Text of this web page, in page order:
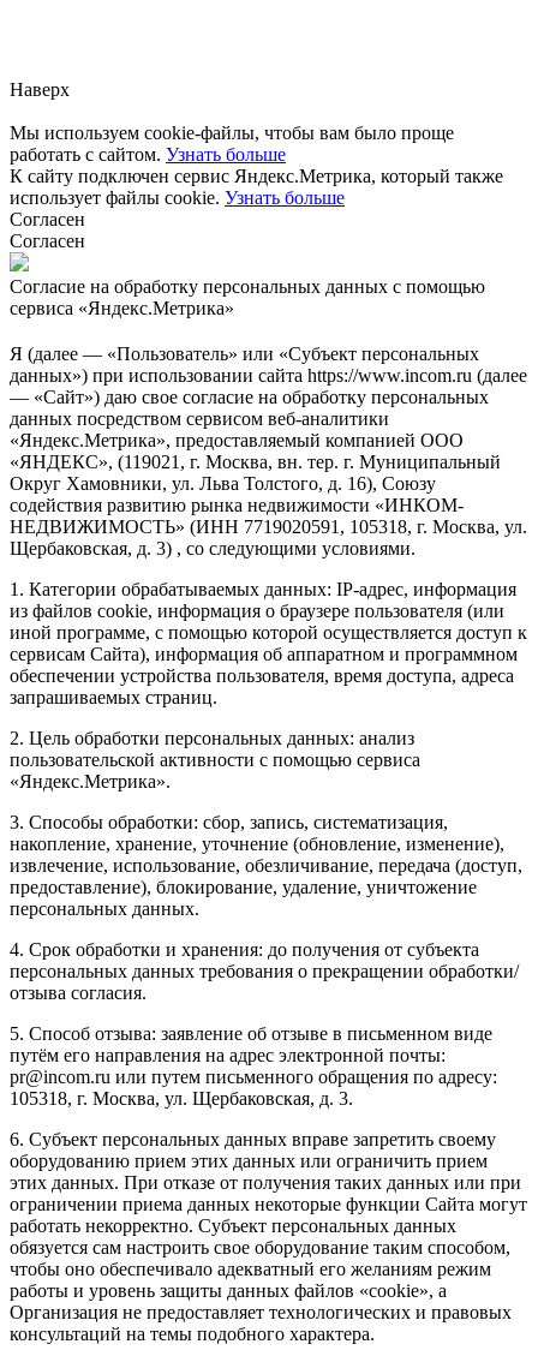
Наверх
Мы используем cookie-файлы, чтобы вам было проще
работать с сайтом. Узнать больше
К сайту подключен сервис Яндекс.Метрика, который также
использует файлы cookie. Узнать больше
Согласен
Согласен
Согласие на обработку персональных данных с помощью
сервиса «Яндекс.Метрика»
Я (далее — «Пользователь» или «Субъект персональных
данных») при использовании сайта https://www.incom.ru (далее
— «Сайт») даю свое согласие на обработку персональных
данных посредством сервисом веб-аналитики
«Яндекс.Метрика», предоставляемый компанией ООО
«ЯНДЕКС», (119021, г. Москва, вн. тер. г. Муниципальный
Округ Хамовники, ул. Льва Толстого, д. 16), Союзу
содействия развитию рынка недвижимости «ИНКОМ-
НЕДВИЖИМОСТЬ» (ИНН 7719020591, 105318, г. Москва, ул.
Щербаковская, д. 3) , со следующими условиями.
1. Категории обрабатываемых данных: IP-адрес, информация
из файлов cookie, информация о браузере пользователя (или
иной программе, с помощью которой осуществляется доступ к
сервисам Сайта), информация об аппаратном и программном
обеспечении устройства пользователя, время доступа, адреса
запрашиваемых страниц.
2. Цель обработки персональных данных: анализ
пользовательской активности с помощью сервиса
«Яндекс.Метрика».
3. Способы обработки: сбор, запись, систематизация,
накопление, хранение, уточнение (обновление, изменение),
извлечение, использование, обезличивание, передача (доступ,
предоставление), блокирование, удаление, уничтожение
персональных данных.
4. Срок обработки и хранения: до получения от субъекта
персональных данных требования о прекращении обработки/
отзыва согласия.
5. Способ отзыва: заявление об отзыве в письменном виде
путём его направления на адрес электронной почты:
pr@incom.ru или путем письменного обращения по адресу:
105318, г. Москва, ул. Щербаковская, д. 3.
6. Субъект персональных данных вправе запретить своему
оборудованию прием этих данных или ограничить прием
этих данных. При отказе от получения таких данных или при
ограничении приема данных некоторые функции Сайта могут
работать некорректно. Субъект персональных данных
обязуется сам настроить свое оборудование таким способом,
чтобы оно обеспечивало адекватный его желаниям режим
работы и уровень защиты данных файлов «cookie», а
Организация не предоставляет технологических и правовых
консультаций на темы подобного характера.